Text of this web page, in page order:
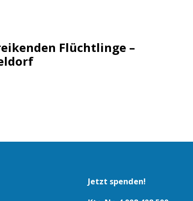
Flüchtlinge –
Jetzt spenden!